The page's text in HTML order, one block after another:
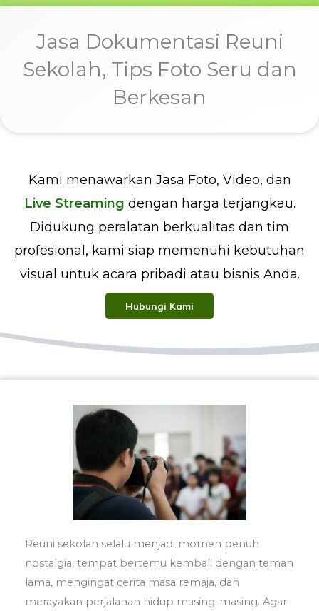
Jasa Dokumentasi Reuni
Sekolah, Tips Foto Seru dan
Berkesan
Kami menawarkan Jasa Foto, Video, dan
Live Streaming dengan harga terjangkau.
Didukung peralatan berkualitas dan tim
profesional, kami siap memenuhi kebutuhan
visual untuk acara pribadi atau bisnis Anda.
Hubungi Kami
Reuni sekolah selalu menjadi momen penuh
nostalgia, tempat bertemu kembali dengan teman
lama, mengingat cerita masa remaja, dan
merayakan perjalanan hidup masing-masing. Agar